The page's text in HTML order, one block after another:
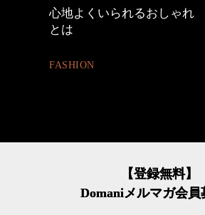
40代の小顔メイク
【登録無料】
Domaniメルマガ会員